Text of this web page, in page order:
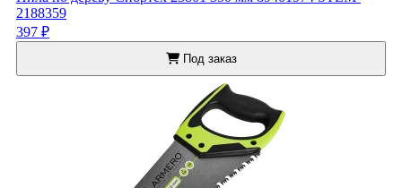
2188359
397 ₽
Под заказ